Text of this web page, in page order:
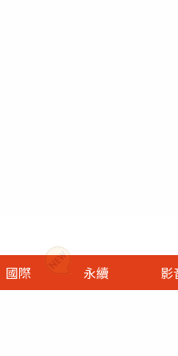
國際 永續 影